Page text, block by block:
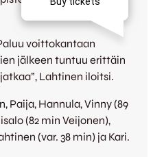
voittokantaan
jälkeen tuntuu erittäin
Lahtinen iloitsi.
Paija, Hannula, Vinny (89
(82 min Veijonen),
(var. 38 min) ja Kari.